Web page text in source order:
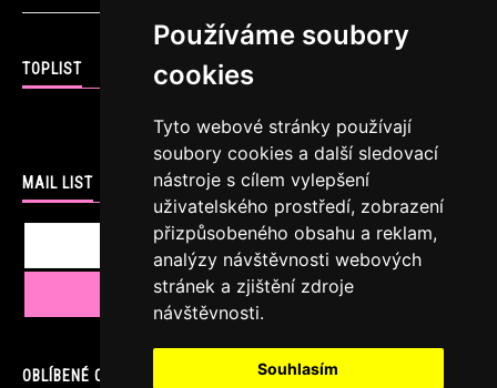
Používáme soubory
cookies
Tyto webové stránky používají
soubory cookies a další sledovací
nástroje s cílem vylepšení
uživatelského prostředí, zobrazení
přizpůsobeného obsahu a reklam,
analýzy návštěvnosti webových
stránek a zjištění zdroje
návštěvnosti.
Souhlasím
TOPLIST
MAIL LIST
OBLÍBENÉ ODKAZY